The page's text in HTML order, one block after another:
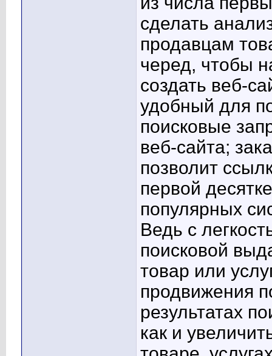
сделать
продавцам
черед, чтобы
создать веб-
удобный для
поисковые
веб-сайта;
позволит
первой
популярных
Ведь с
поисковой
товар или
продвижения
результатах
как и